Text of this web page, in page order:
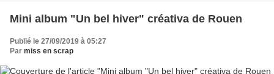
Mini album "Un bel hiver" créativa de Rouen
Publié le 27/09/2019 à 05:27
Par miss en scrap